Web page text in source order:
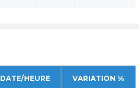
DATE/HEURE VARIATION %